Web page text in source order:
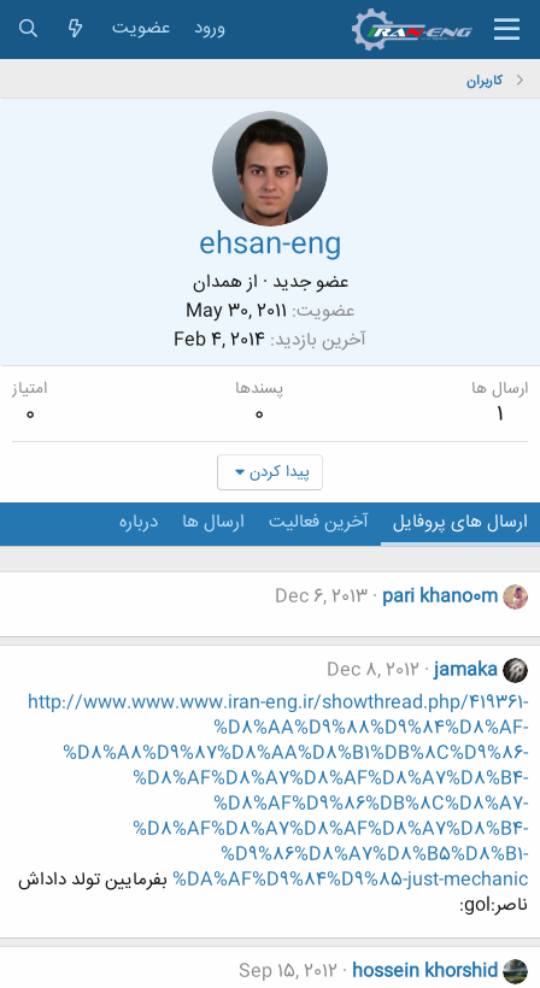
ورود عضویت
کاربران
ehsan-eng
عضو جدید · ازهمدان
عضویت May 30, 2011
آخرین بازدید Feb 4, 2014
ارسال ها
1
پسندها
0
امتیاز
0
پیدا کردن
ارسال های پروفایل آخرین فعالیت ارسال ها درباره
pari khano0m
Dec 6, 2013
jamaka
Dec 8, 2012
http://www.www.www.iran-eng.ir/showthread.php/419361-
%D8%AA%D9%88%D9%84%D8%AF-
%D8%A8%D9%87%D8%AA%D8%B1%DB%8C%D9%86-
%D8%AF%D8%A7%D8%AF%D8%A7%D8%B4-
%D8%AF%D9%86%DB%8C%D8%A7-
%D8%AF%D8%A7%D8%AF%D8%A7%D8%B4-
%D9%86%D8%A7%D8%B5%D8%B1-
%DA%AF%D9%84%D9%85-just-mechanic بفرمایین تولد داداش
ناصر:gol:
hossein khorshid
Sep 15, 2012